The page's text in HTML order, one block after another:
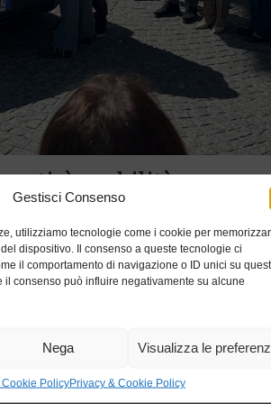
Gestisci Consenso
utilizziamo tecnologie come i cookie per
dispositivo. Il consenso a queste tecnologie ci
il comportamento di navigazione o ID unici su
il consenso può influire negativamente su alcune
Nega Visualizza le
Cookie PolicyPrivacy & Cookie Policy
mobilità e
Spa.
la cerimonia di consegna di un
e cittadini appartenenti a
in solidarietà concreta fin dal 2007.
la mobilità di persone diversamente
Onlus e istituti scolastici affidano a
sostegno economico di aziende del